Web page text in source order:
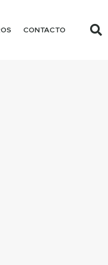
CONTACTO